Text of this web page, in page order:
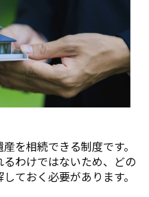
を相続できる制度です。
わけではないため、どの
ておく必要があります。